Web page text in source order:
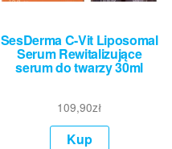
SesDerma C-Vit Liposomal
Serum Rewitalizujące
serum do twarzy 30ml
109,90zł
Kup